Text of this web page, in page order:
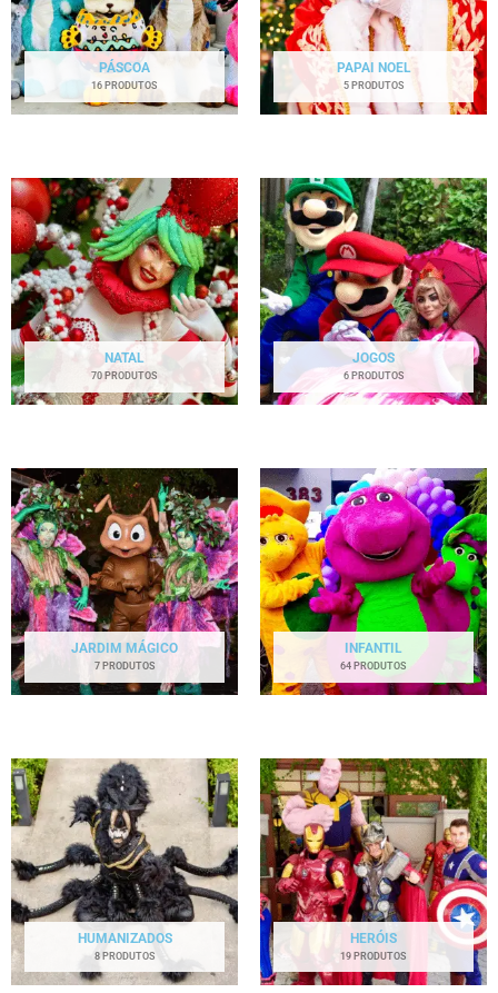
PÁSCOA
16 PRODUTOS
PAPAI NOEL
5 PRODUTOS
NATAL
70 PRODUTOS
JOGOS
6 PRODUTOS
JARDIM MÁGICO
7 PRODUTOS
INFANTIL
64 PRODUTOS
HUMANIZADOS
8 PRODUTOS
HERÓIS
19 PRODUTOS